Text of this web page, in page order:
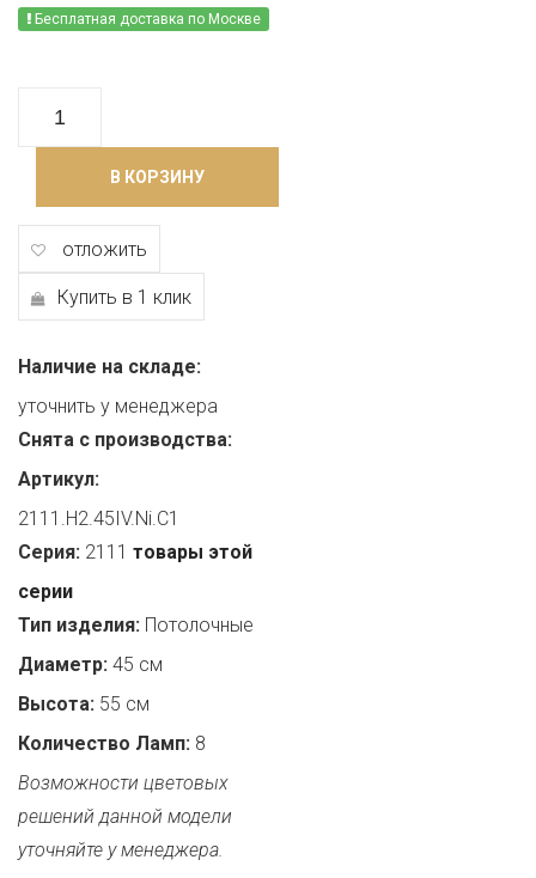
Бесплатная доставка по Москве
В КОРЗИНУ
отложить
Купить в 1 клик
Наличие на складе:
уточнить у менеджера
Снята с производства:
Артикул:
2111.H2.45IV.Ni.C1
Серия: 2111 товары этой
серии
Тип изделия: Потолочные
Диаметр: 45 см
Высота: 55 см
Количество Ламп: 8
Возможности цветовых
решений данной модели
уточняйте у менеджера.